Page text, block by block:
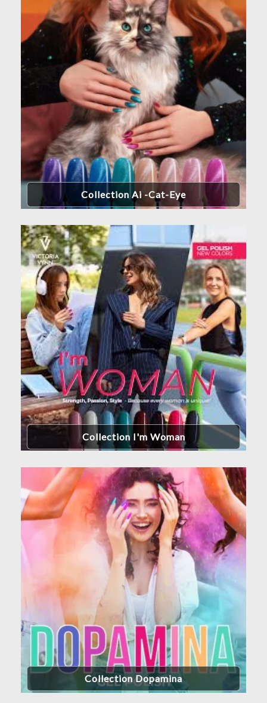
Collection Ai -cat-Eye
Collection I'm Woman
Collection Dopamina